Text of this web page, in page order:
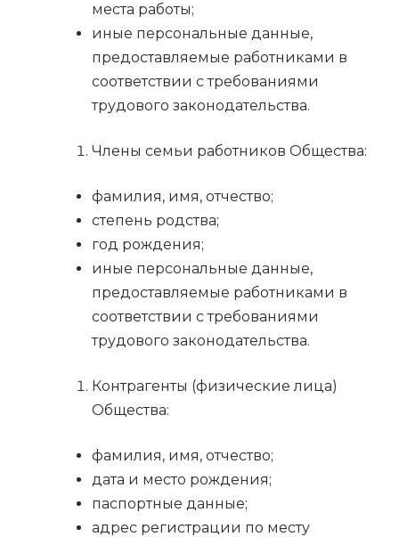
места работы;
иные персональные данные,
предоставляемые работниками в
соответствии с требованиями
трудового законодательства.
Члены семьи работников Общества:
фамилия, имя, отчество;
степень родства;
год рождения;
иные персональные данные,
предоставляемые работниками в
соответствии с требованиями
трудового законодательства.
Контрагенты (физические лица)
Общества:
фамилия, имя, отчество;
дата и место рождения;
паспортные данные;
адрес регистрации по месту